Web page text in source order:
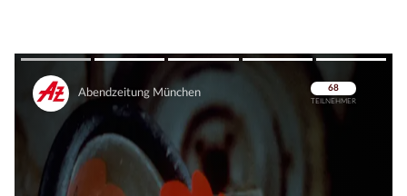
Überspringen